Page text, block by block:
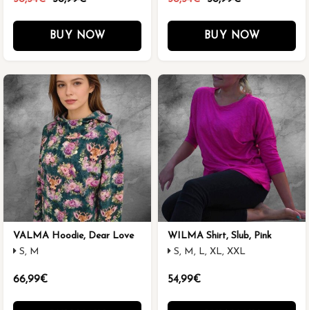
BUY NOW BUY NOW
VALMA Hoodie, Dear Love
S, M
66,99€
WILMA Shirt, Slub, Pink
S, M, L, XL, XXL
54,99€